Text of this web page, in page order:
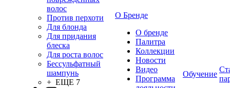
волос
Против перхоти
Для блонда
Для придания
блеска
Для роста волос
Бессульфатный
шампунь
+ ЕЩЕ 7
О Бренде
О бренде
Палитра
Коллекции
Новости
Видео
Программа
Обучение